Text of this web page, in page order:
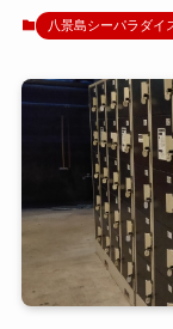
八景島シーパラダイ